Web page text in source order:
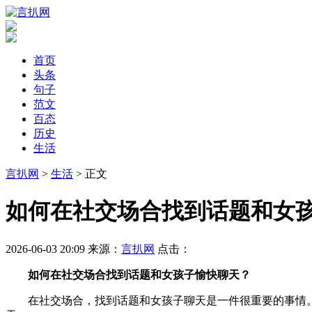
首页
头条
句子
范文
百态
历史
生活
言扒网 > 生活 > 正文
如何在社交场合找到话题和女
2026-06-03 20:09 来源： 言扒网 点击：
如何在社交场合找到话题和女孩子愉快聊天？
在社交场合，找到话题和女孩子聊天是一件很重要的事